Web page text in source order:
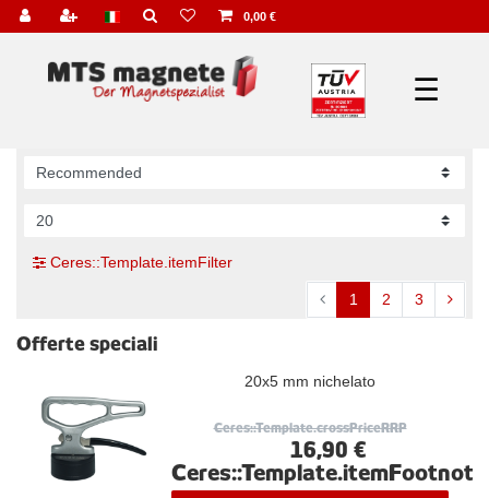
0,00 €
☰
Ceres::Template.itemFilter
1 2 3
Offerte speciali
20x5 mm nichelato
Ceres::Template.crossPriceRRP
16,90 €
Ceres::Template.itemFootnote